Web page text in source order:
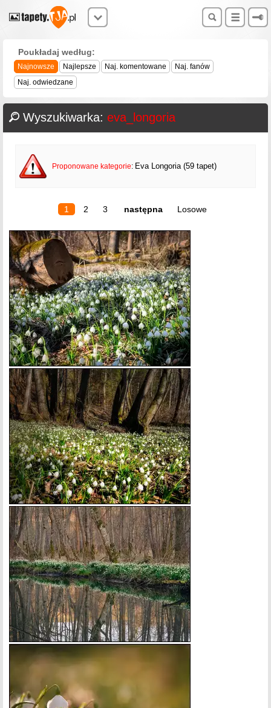
Poukładaj według:
Najnowsze Najlepsze Naj. komentowane
Naj. fanów
Naj. odwiedzane
Wyszukiwarka: eva_longoria
Proponowane kategorie: Eva Longoria (59 tapet)
1 2 3 następna Losowe